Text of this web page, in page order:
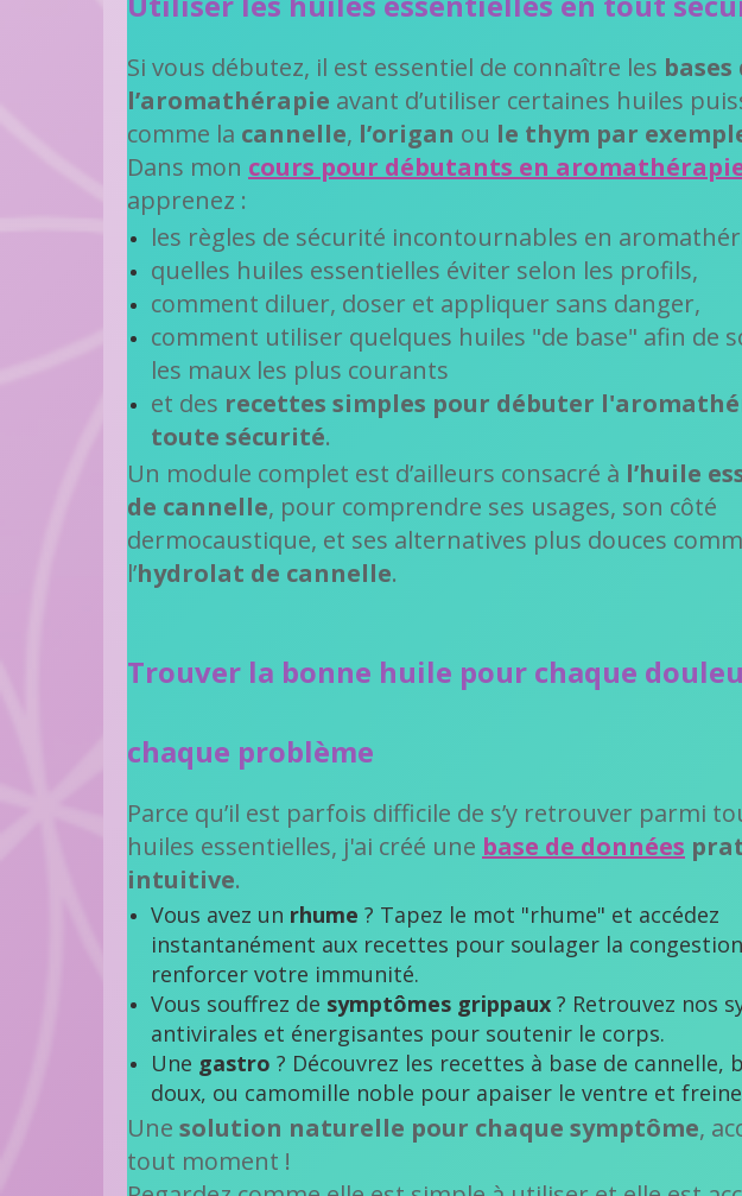
Si vous débutez, il est essentiel de connaître les bases
l’aromathérapie avant d’utiliser certaines huiles
comme la cannelle, l’origan ou le thym par
Dans mon cours pour débutants en
apprenez :
les règles de sécurité incontournables en
quelles huiles essentielles éviter selon les profils,
comment diluer, doser et appliquer sans danger,
comment utiliser quelques huiles "de base" afin de
les maux les plus courants
et des recettes simples pour débuter
toute sécurité.
Un module complet est d’ailleurs consacré à l’huile
de cannelle, pour comprendre ses usages, son côté
dermocaustique, et ses alternatives plus douces
l’hydrolat de cannelle.
Trouver la bonne huile pour chaque
chaque problème
Parce qu’il est parfois difficile de s’y retrouver parmi
huiles essentielles, j'ai créé une base de données
intuitive.
Vous avez un rhume ? Tapez le mot "rhume" et accédez
instantanément aux recettes pour soulager la
renforcer votre immunité.
Vous souffrez de symptômes grippaux ? Retrouvez nos
antivirales et énergisantes pour soutenir le corps.
Une gastro ? Découvrez les recettes à base de cannelle,
doux, ou camomille noble pour apaiser le ventre et
Une solution naturelle pour chaque symptôme,
tout moment !